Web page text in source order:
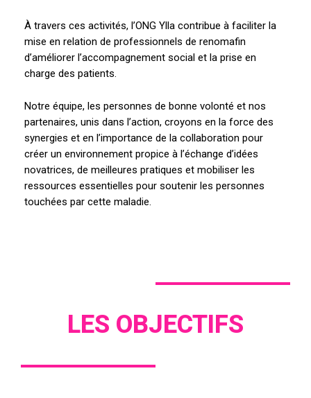
À travers ces activités, l’ONG Ylla contribue à faciliter la
mise en relation de professionnels de renomafin
d’améliorer l’accompagnement social et la prise en
charge des patients.
Notre équipe, les personnes de bonne volonté et nos
partenaires, unis dans l’action, croyons en la force des
synergies et en l’importance de la collaboration pour
créer un environnement propice à l’échange d’idées
novatrices, de meilleures pratiques et mobiliser les
ressources essentielles pour soutenir les personnes
touchées par cette maladie.
LES OBJECTIFS